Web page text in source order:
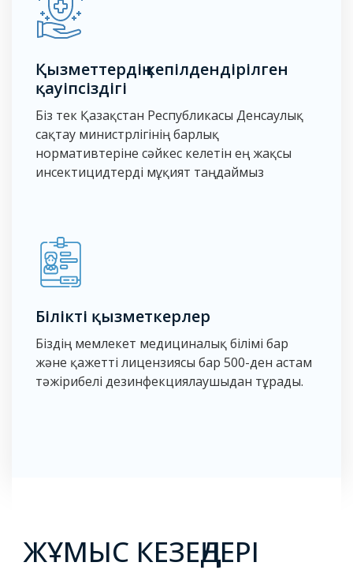
Қызметтердің кепілдендірілген
қауіпсіздігі
Біз тек Қазақстан Республикасы Денсаулық
сақтау министрлігінің барлық
нормативтеріне сәйкес келетін ең жақсы
инсектицидтерді мұқият таңдаймыз
Білікті қызметкерлер
Біздің мемлекет медициналық білімі бар
және қажетті лицензиясы бар 500-ден астам
тәжірибелі дезинфекциялаушыдан тұрады.
ЖҰМЫС КЕЗЕҢДЕРІ